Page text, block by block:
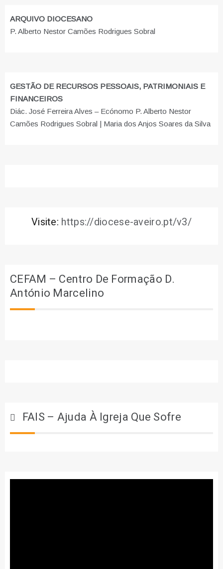
ARQUIVO DIOCESANO
P. Alberto Nestor Camões Rodrigues Sobral
GESTÃO DE RECURSOS PESSOAIS, PATRIMONIAIS E
FINANCEIROS
Diác. José Ferreira Alves – Ecónomo P. Alberto Nestor
Camões Rodrigues Sobral | Maria dos Anjos Soares da Silva
Visite: https://diocese-aveiro.pt/v3/
CEFAM – Centro De Formação D.
António Marcelino
FAIS – Ajuda À Igreja Que Sofre